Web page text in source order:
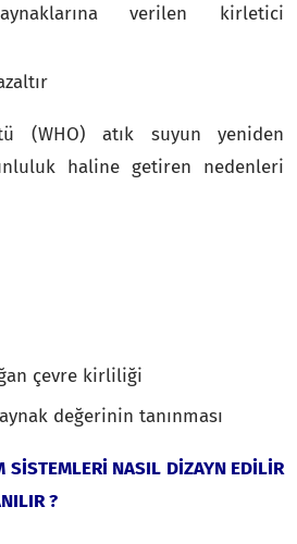
verilen kirletici
(WHO) atık suyun yeniden
haline getiren nedenleri
çevre kirliliği
değerinin tanınması
SİSTEMLERİ NASIL DİZAYN EDİLİR
?